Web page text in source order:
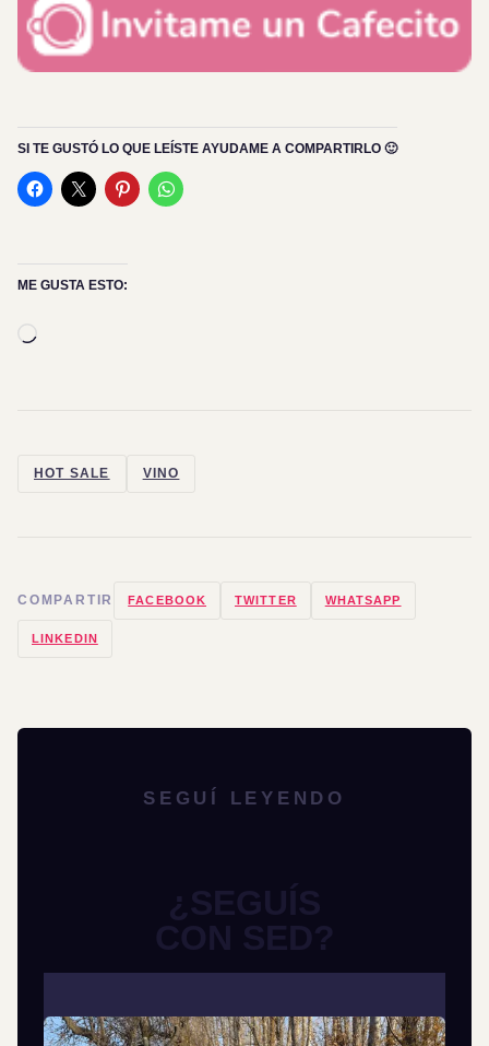
SI TE GUSTÓ LO QUE LEÍSTE AYUDAME A COMPARTIRLO 🙂
ME GUSTA ESTO:
Cargando...
HOT SALE VINO
COMPARTIR FACEBOOK TWITTER WHATSAPP
LINKEDIN
SEGUÍ LEYENDO
¿SEGUÍS
CON SED?